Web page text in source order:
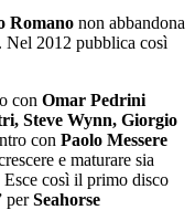
Romano non abbandona
Nel 2012 pubblica così
con Omar Pedrini
Steve Wynn, Giorgio
con Paolo Messere
e maturare sia
così il primo disco
perSeahorse